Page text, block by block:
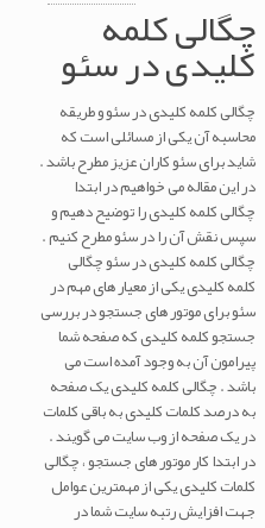
چگالی کلمه
کلیدی در سئو
چگالی کلمه کلیدی در سئو و طریقه
محاسبه آن یکی از مسائلی است که
شاید برای سئو کاران عزیز مطرح باشد .
در این مقاله می خواهیم در ابتدا
چگالی کلمه کلیدی را توضیح دهیم و
سپس نقش آن را در سئو مطرح کنیم .
چگالی کلمه کلیدی در سئو چگالی
کلمه کلیدی یکی از معیار های مهم در
سئو برای موتور های جستجو در بررسی
جستجو کلمه کلیدی که صفحه شما
پیرامون آن به وجود آمده است می
باشد . چگالی کلمه کلیدی یک صفحه
به درصد کلمات کلیدی به باقی کلمات
در یک صفحه از وب سایت می گویند .
در ابتدا کار موتور های جستجو ، چگالی
کلمات کلیدی یکی از مهمترین عوامل
جهت افزایش رتبه سایت شما در